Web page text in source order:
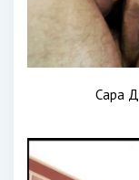
Сара